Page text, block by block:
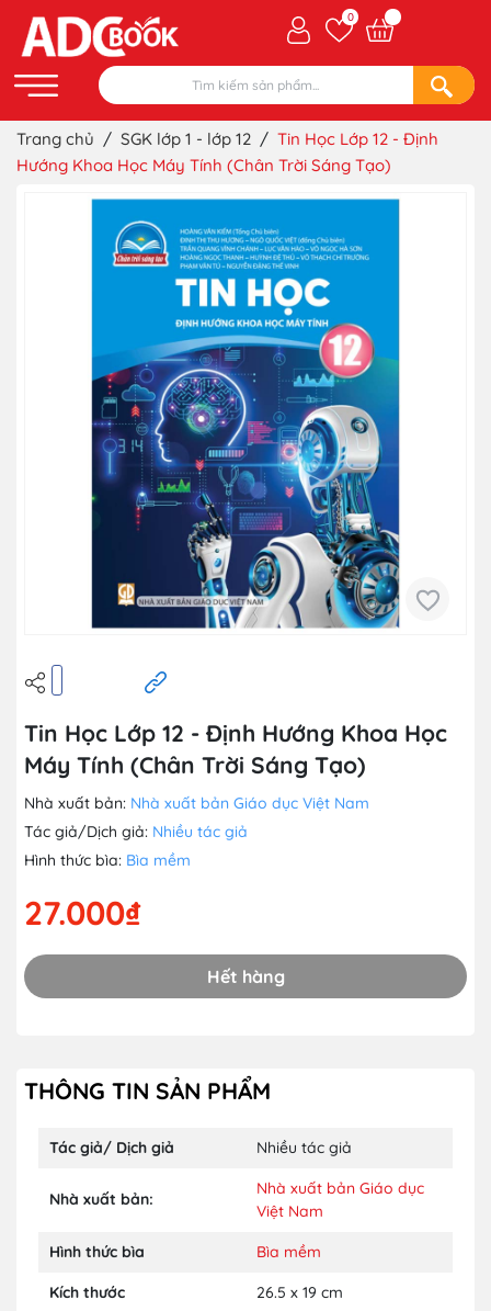
0
Trang chủ / SGK lớp 1 - lớp 12 / Tin Học Lớp 12 - Định
Hướng Khoa Học Máy Tính (Chân Trời Sáng Tạo)
Tin Học Lớp 12 - Định Hướng Khoa Học
Máy Tính (Chân Trời Sáng Tạo)
Nhà xuất bản: Nhà xuất bản Giáo dục Việt Nam
Tác giả/Dịch giả: Nhiều tác giả
Hình thức bìa: Bìa mềm
27.000₫
Hết hàng
THÔNG TIN SẢN PHẨM
Tác giả/ Dịch giả Nhiều tác giả
Nhà xuất bản:
Nhà xuất bản Giáo dục
Việt Nam
Hình thức bìa Bìa mềm
Kích thước 26.5 x 19 cm